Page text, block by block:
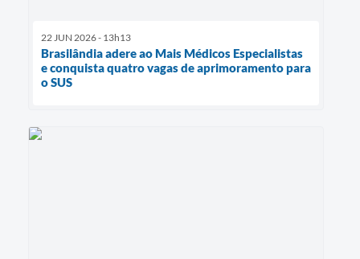
22 JUN 2026 - 13h13
Brasilândia adere ao Mais Médicos Especialistas
e conquista quatro vagas de aprimoramento para
o SUS